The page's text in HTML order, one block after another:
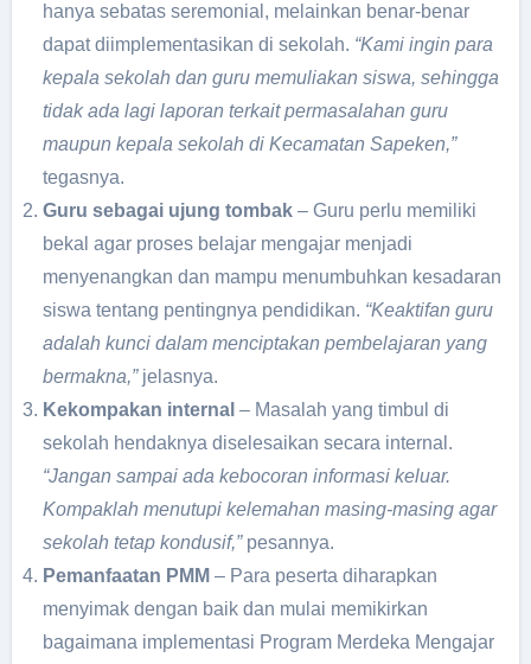
hanya sebatas seremonial, melainkan benar-benar
dapat diimplementasikan di sekolah. “Kami ingin para
kepala sekolah dan guru memuliakan siswa, sehingga
tidak ada lagi laporan terkait permasalahan guru
maupun kepala sekolah di Kecamatan Sapeken,”
tegasnya.
Guru sebagai ujung tombak– Guru perlu memiliki
bekal agar proses belajar mengajar menjadi
menyenangkan dan mampu menumbuhkan kesadaran
siswa tentang pentingnya pendidikan. “Keaktifan guru
adalah kunci dalam menciptakan pembelajaran yang
bermakna,”jelasnya.
Kekompakan internal – Masalah yang timbul di
sekolah hendaknya diselesaikan secara internal.
“Jangan sampai ada kebocoran informasi keluar.
Kompaklah menutupi kelemahan masing-masing agar
sekolah tetap kondusif,”pesannya.
Pemanfaatan PMM – Para peserta diharapkan
menyimak dengan baik dan mulai memikirkan
bagaimana implementasi Program Merdeka Mengajar